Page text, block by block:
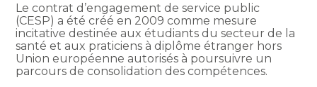
Le contrat d’engagement de service public
(CESP) a été créé en 2009 comme mesure
incitative destinée aux étudiants du secteur de la
santé et aux praticiens à diplôme étranger hors
Union européenne autorisés à poursuivre un
parcours de consolidation des compétences.